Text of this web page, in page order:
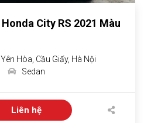
City RS 2021 Màu
Hòa, Cầu Giấy, Hà Nội
Sedan
Liên hệ